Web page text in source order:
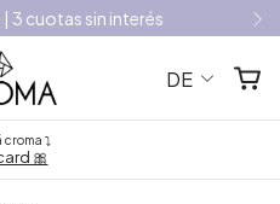
3 cuotas sin interés
DE
croma ⤵
🎀